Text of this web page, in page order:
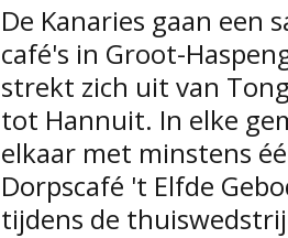
De Kanaries gaan een
café's in Groot-
strekt zich uit van
tot Hannuit. In elke
elkaar met minstens
Dorpscafé 't Elfde
tijdens de